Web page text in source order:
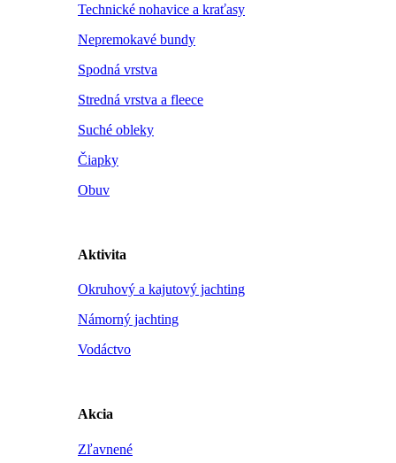
Technické nohavice a kraťasy
Nepremokavé bundy
Spodná vrstva
Stredná vrstva a fleece
Suché obleky
Čiapky
Obuv
Aktivita
Okruhový a kajutový jachting
Námorný jachting
Vodáctvo
Akcia
Zľavnené